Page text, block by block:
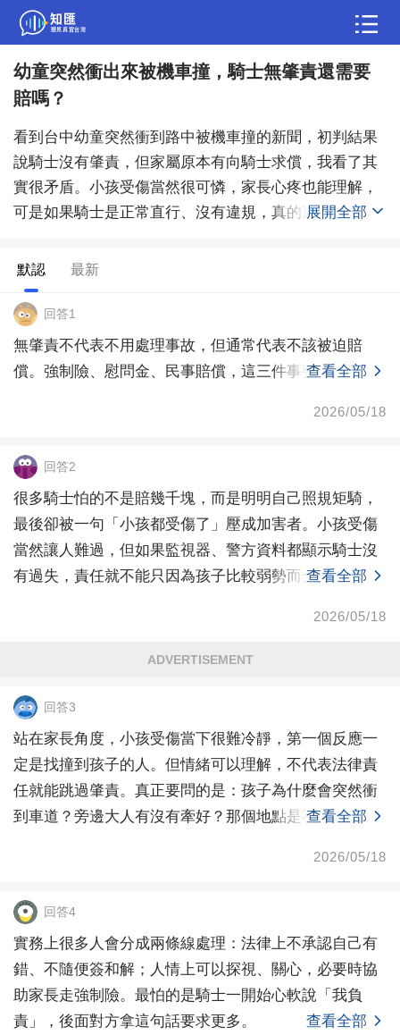
幼童突然衝出來被機車撞，騎士無肇責還需要
賠嗎？
看到台中幼童突然衝到路中被機車撞的新聞，初判結果
說騎士沒有肇責，但家屬原本有向騎士求償，我看了其
實很矛盾。小孩受傷當然很可憐，家長心疼也能理解，
可是如果騎士是正常直行、沒有違規，真的還應該因為
律責任，還是多少要顧人情？
展開全部
默認 最新
回答1
無肇責不代表不用處理事故，但通常代表不該被迫賠
償。強制險、慰問金、民事賠償，這三件事要分開看。
查看全部
2026/05/18
回答2
很多騎士怕的不是賠幾千塊，而是明明自己照規矩騎，
最後卻被一句「小孩都受傷了」壓成加害者。小孩受傷
當然讓人難過，但如果監視器、警方資料都顯示騎士沒
有過失，責任就不能只因為孩子比較弱勢而全部丟給騎
查看全部
2026/05/18
ADVERTISEMENT
回答3
站在家長角度，小孩受傷當下很難冷靜，第一個反應一
定是找撞到孩子的人。但情緒可以理解，不代表法律責
任就能跳過肇責。真正要問的是：孩子為什麼會突然衝
到車道？旁邊大人有沒有牽好？那個地點是不是本來就
查看全部
2026/05/18
回答4
實務上很多人會分成兩條線處理：法律上不承認自己有
錯、不隨便簽和解；人情上可以探視、關心，必要時協
助家長走強制險。最怕的是騎士一開始心軟說「我負
責」，後面對方拿這句話要求更多。
查看全部
問答
生活妙招 體育 育兒 老年病科普